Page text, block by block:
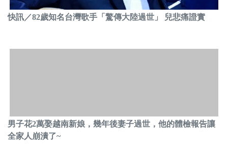
快訊／82歲知名台灣歌手「驚傳大陸過世」 兒悲痛證實
男子花2萬娶越南新娘，幾年後妻子過世，他的體檢報告讓
全家人崩潰了~